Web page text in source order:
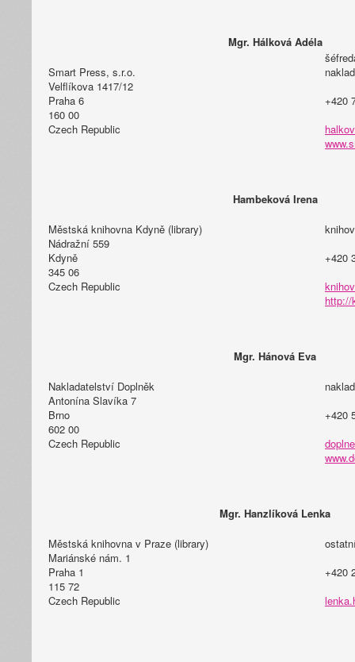
Mgr. Hálková Adéla
Smart Press, s.r.o.
Velflíkova 1417/12
Praha 6
160 00
Czech Republic
+420
Hambeková Irena
Městská knihovna Kdyně (library)
Nádražní 559
Kdyně
345 06
Czech Republic
+420
http://
Mgr. Hánová Eva
Nakladatelství Doplněk
Antonína Slavíka 7
Brno
602 00
Czech Republic
+420
Mgr. Hanzlíková Lenka
Městská knihovna v Praze (library)
Mariánské nám. 1
Praha 1
115 72
Czech Republic
+420